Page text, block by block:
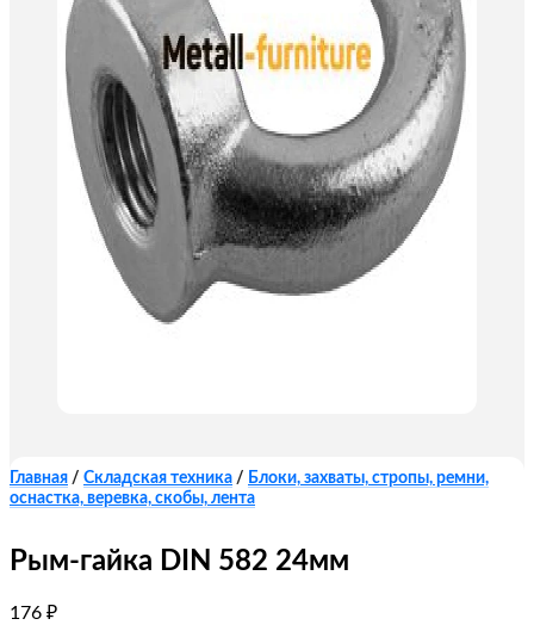
Главная / Складская техника / Блоки, захваты, стропы, ремни,
оснастка, веревка, скобы, лента
Рым-гайка DIN 582 24мм
176 ₽